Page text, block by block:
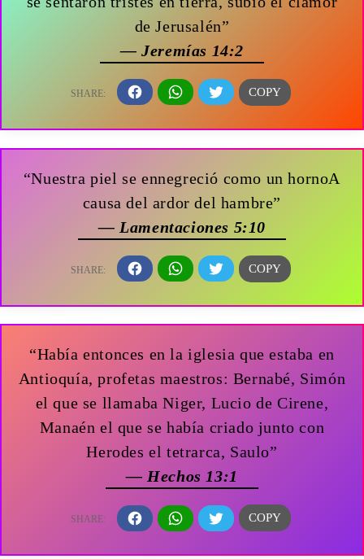
de Jerusalén”
— Jeremías 14:2
“Nuestra piel se ennegreció como un hornoA
causa del ardor del hambre”
— Lamentaciones 5:10
“Había entonces en la iglesia que estaba en
Antioquía, profetas maestros: Bernabé, Simón
el que se llamaba Niger, Lucio de Cirene,
Manaén el que se había criado junto con
Herodes el tetrarca, Saulo”
— Hechos 13:1